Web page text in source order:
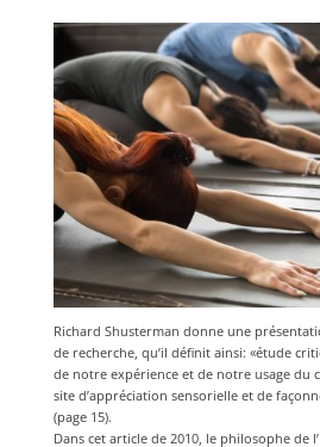
Richard Shusterman donne une
de recherche, qu’il définit ainsi: «étude
de notre expérience et de notre usage du
site d’appréciation sensorielle et de
(page 15).
Dans cet article de 2010, le philosophe de